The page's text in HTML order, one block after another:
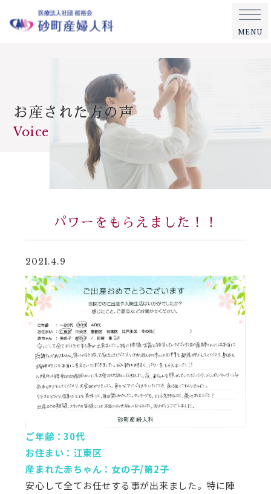
MENU
お産された方の声
Voice
パワーをもらえました！！
2021.4.9
ご年齢：30代
お住まい：江東区
産まれた赤ちゃん：女の子/第2子
安心して全てお任せする事が出来ました。特に陣